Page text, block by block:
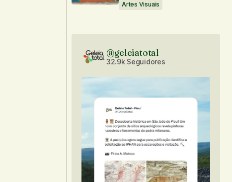
Artes Visuais
@geleiatotal
32.9k Seguidores